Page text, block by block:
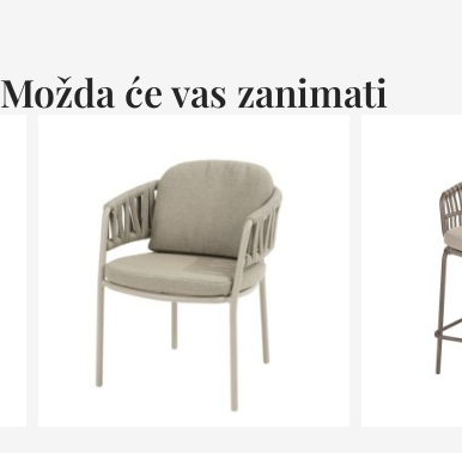
Možda će vas zanimati